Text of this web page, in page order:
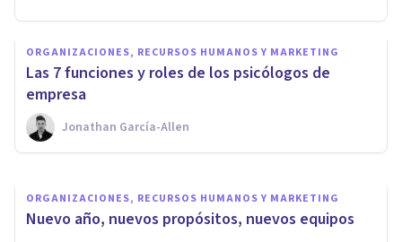
ORGANIZACIONES, RECURSOS HUMANOS Y MARKETING
​Las 7 funciones y roles de los psicólogos de
empresa
Jonathan García-Allen
Cómo potenciar el compromiso
en los equipos: 5 estrategias
eficaces
Nahum Montagud Rubio
ORGANIZACIONES, RECURSOS HUMANOS Y MARKETING
Nuevo año, nuevos propósitos, nuevos equipos